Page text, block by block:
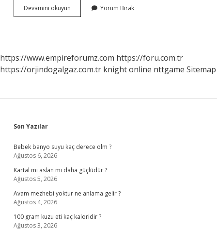
Devamını okuyun Tuğgeneral
Maaşı
Yorum Bırak
https://www.empireforumz.com https://foru.com.tr
https://orjindogalgaz.com.tr knight online nttgame Sitemap
Sidebar
Son Yazılar
Bebek banyo suyu kaç derece olm ?
Ağustos 6, 2026
Kartal mı aslan mı daha güçlüdür ?
Ağustos 5, 2026
Avam mezhebi yoktur ne anlama gelir ?
Ağustos 4, 2026
100 gram kuzu eti kaç kaloridir ?
Ağustos 3, 2026